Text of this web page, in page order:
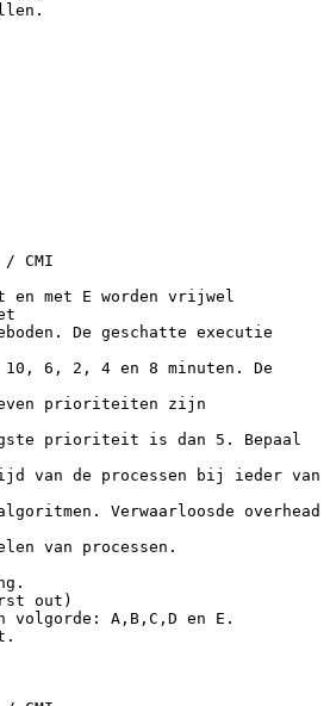
/ CMI
met E worden vrijwel
De geschatte executie
6, 2, 4 en 8 minuten. De
prioriteiten zijn
prioriteit is dan 5. Bepaal
van de processen bij ieder van
Verwaarloosde overhead
van processen.
out)
volgorde: A,B,C,D en E.